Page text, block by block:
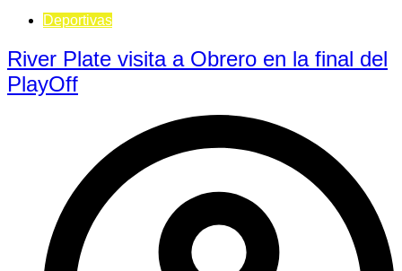
Deportivas
River Plate visita a Obrero en la final del
PlayOff